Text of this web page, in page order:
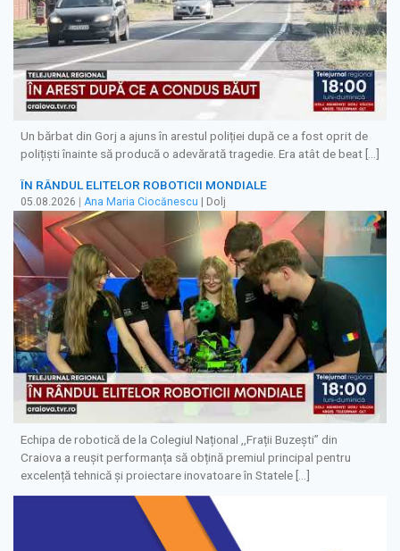
Un bărbat din Gorj a ajuns în arestul poliției după ce a fost oprit de
polițiști înainte să producă o adevărată tragedie. Era atât de beat […]
ÎN RÂNDUL ELITELOR ROBOTICII MONDIALE
05.08.2026 Ana Maria Ciocănescu | Dolj
Echipa de robotică de la Colegiul Național ,,Frații Buzești” din
Craiova a reușit performanța să obțină premiul principal pentru
excelență tehnică și proiectare inovatoare în Statele […]